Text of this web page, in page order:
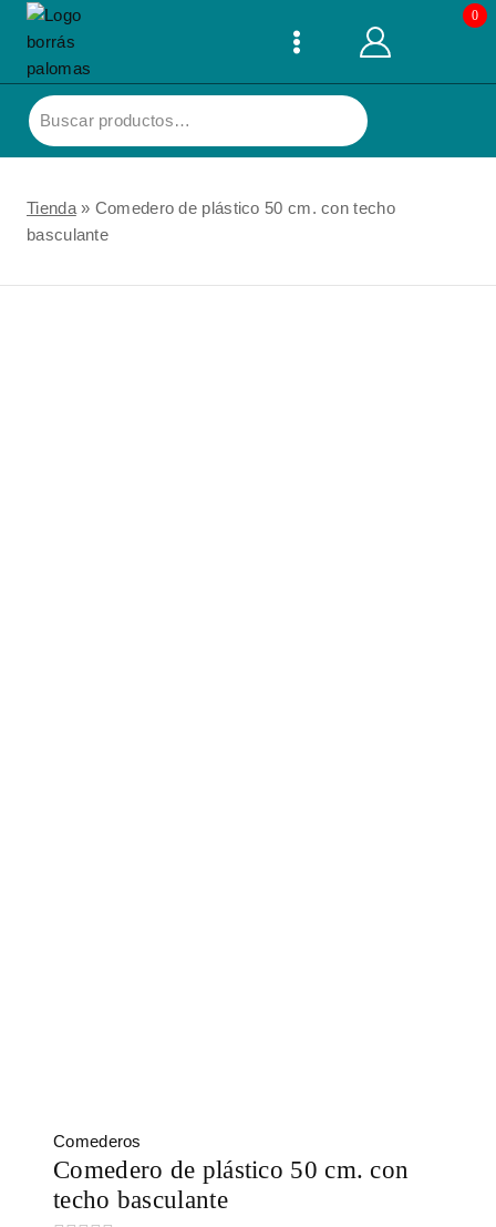
Skip
content
0
Buscar
por:
Tienda» Comedero de plástico 50 cm. con techo
basculante
Comederos
Comedero de plástico 50 cm. con
techo basculante